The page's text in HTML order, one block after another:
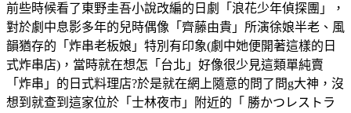
前些時候看了東野圭吾小說改編的日劇「浪花少年偵探團」，
對於劇中息影多年的兒時偶像「齊藤由貴」所演徐娘半老、風
韻猶存的「炸串老板娘」特別有印象(劇中她便開著這樣的日
式炸串店)，當時就在想怎「台北」好像很少見這類單純賣
「炸串」的日式料理店?於是就在網上隨意的問了問g大神，沒
想到就查到這家位於「士林夜市」附近的「 勝かつレストラ